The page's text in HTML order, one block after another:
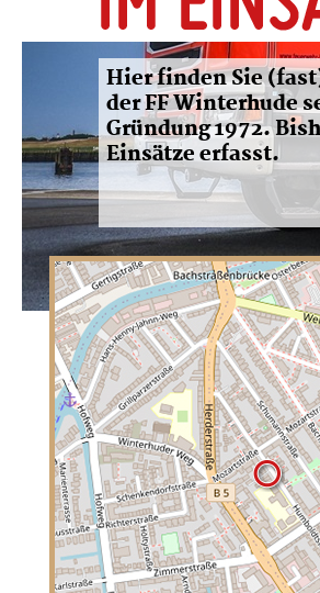
Hier finden Sie
der FF Winterhude
Gründung 1972.
Einsätze erfasst.